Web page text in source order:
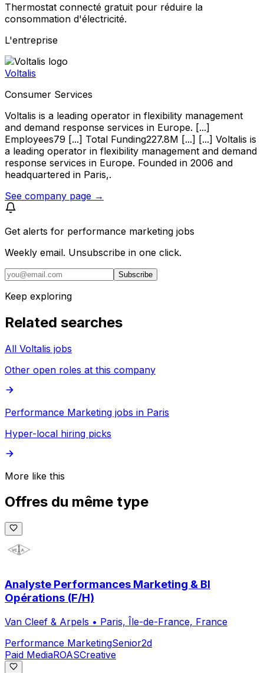
Thermostat connecté gratuit pour réduire la
consommation d'électricité.
L'entreprise
Voltalis
Consumer Services
Voltalis is a leading operator in flexibility management
and demand response services in Europe. [...]
Employees79 [...] Total Funding227.8M [...] [...] Voltalis is
a leading operator in flexibility management and demand
response services in Europe. Founded in 2006 and
headquartered in Paris,.
See company page →
Get alerts for performance marketing jobs
Weekly email. Unsubscribe in one click.
Subscribe
Keep exploring
Related searches
All Voltalis jobs
Other open roles at this company
Performance Marketing jobs in Paris
Hyper-local hiring picks
More like this
Offres du même type
Analyste Performances Marketing & BI
Opérations (F/H)
Van Cleef & Arpels • Paris, Île-de-France, France
Performance MarketingSenior2d
Paid MediaROASCreative